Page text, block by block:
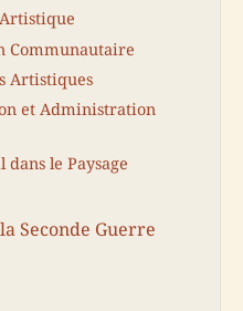
Communautaire
Artistiques
et Administration
le Paysage
Seconde Guerre